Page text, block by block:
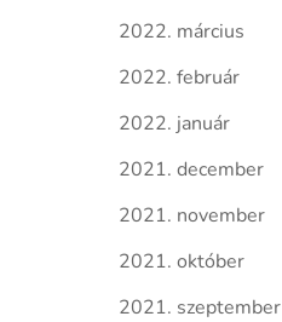
2022. március
2022. február
2022. január
2021. december
2021. november
2021. október
2021. szeptember